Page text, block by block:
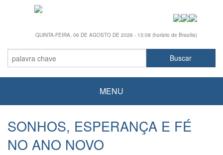
QUINTA-FEIRA, 06 DE AGOSTO DE 2026 - 13:08 (horário de Brasília)
MENU
SONHOS, ESPERANÇA E FÉ
NO ANO NOVO